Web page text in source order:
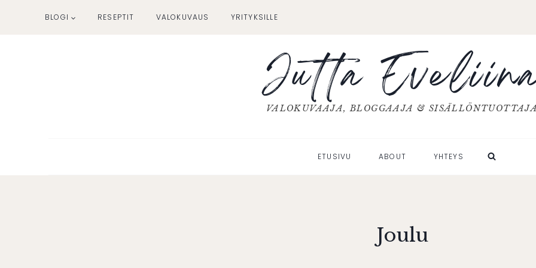
BLOGI RESEPTIT VALOKUVAUS YRITYKSILLE
Jutta
VALOKUVAAJA, BLOGGAAJA &
ETUSIVU ABOUT YHTEYS
Joulu